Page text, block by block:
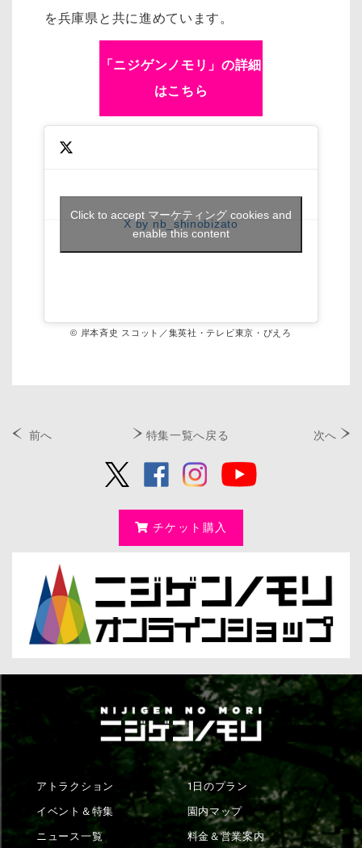
を兵庫県と共に進めています。
「ニジゲンノモリ」の詳細
はこちら
X by nb_shinobizato
Click to accept マーケティング cookies and
enable this content
© 岸本斉史 スコット／集英社・テレビ東京・ぴえろ
前へ 特集一覧へ戻る 次へ
チケット購入
アトラクション
イベント＆特集
ニュース一覧
1日のプラン
園内マップ
料金＆営業案内